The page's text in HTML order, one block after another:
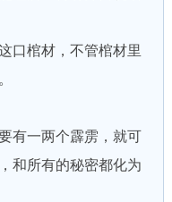
棺材，不管棺材里
一两个霹雳，就可
和所有的秘密都化为